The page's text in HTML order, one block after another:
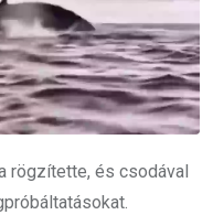
rögzítette, és csodával